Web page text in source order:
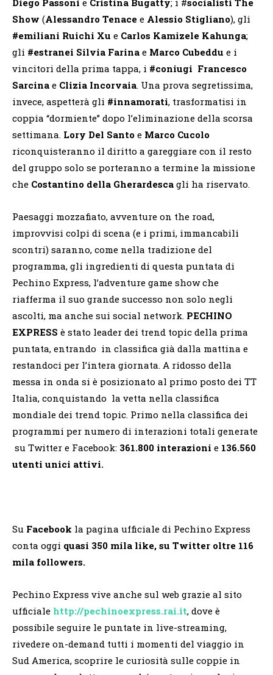
Show (Alessandro Tenace e Alessio Stigliano), gli
#emiliani Ruichi Xu e Carlos Kamizele Kahunga;
gli #estranei Silvia Farina e Marco Cubeddu e i
vincitori della prima tappa, i #coniugi Francesco
Sarcina e Clizia Incorvaia. Una prova segretissima,
invece, aspetterà gli #innamorati, trasformatisi in
coppia “dormiente” dopo l’eliminazione della scorsa
settimana. Lory Del Santo e Marco Cucolo
riconquisteranno il diritto a gareggiare con il resto
del gruppo solo se porteranno a termine la missione
che Costantino della Gherardesca gli ha riservato.
Paesaggi mozzafiato, avventure on the road,
improvvisi colpi di scena (e i primi, immancabili
scontri) saranno, come nella tradizione del
programma, gli ingredienti di questa puntata di
Pechino Express, l’adventure game show che
riafferma il suo grande successo non solo negli
ascolti, ma anche sui social network. PECHINO
EXPRESS è stato leader dei trend topic della prima
puntata, entrando in classifica già dalla mattina e
restandoci per l’intera giornata. A ridosso della
messa in onda si è posizionato al primo posto dei TT
Italia, conquistando la vetta nella classifica
mondiale dei trend topic. Primo nella classifica dei
programmi per numero di interazioni totali generate
su Twitter e Facebook: 361.800 interazioni e 136.560
utenti unici attivi.
Su Facebook la pagina ufficiale di Pechino Express
conta oggi quasi 350 mila like, su Twitter oltre 116
mila followers.
Pechino Express vive anche sul web grazie al sito
ufficiale http://pechinoexpress.rai.it, dove è
possibile seguire le puntate in live-streaming,
rivedere on-demand tutti i momenti del viaggio in
Sud America, scoprire le curiosità sulle coppie in